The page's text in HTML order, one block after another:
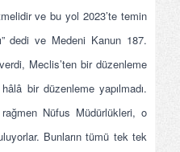
ve bu yol 2023’te temin
dedi ve Medeni Kanun 187.
Meclis’ten bir düzenleme
bir düzenleme yapılmadı.
Nüfus Müdürlükleri, o
Bunların tümü tek tek